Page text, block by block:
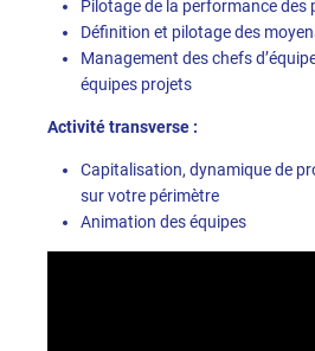
Pilotage de la performance des
Définition et pilotage des
Management des chefs
équipes projets
Activité transverse :
Capitalisation, dynamique de
sur votre périmètre
Animation des équipes